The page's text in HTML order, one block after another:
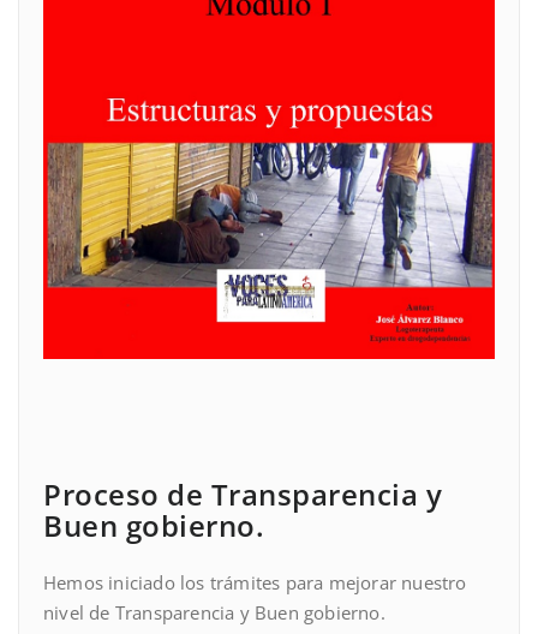
Proceso de Transparencia y
Buen gobierno.
Hemos iniciado los trámites para mejorar nuestro
nivel de Transparencia y Buen gobierno.